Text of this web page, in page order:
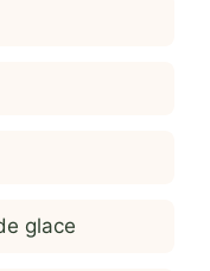
glace